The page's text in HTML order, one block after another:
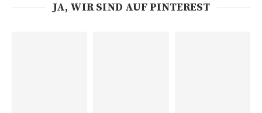
JA, WIR SIND AUF PINTEREST